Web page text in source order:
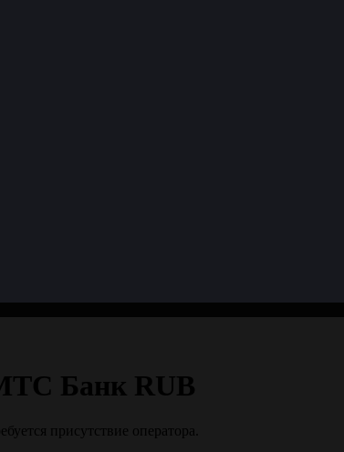
Банк RUB
присутствие оператора.